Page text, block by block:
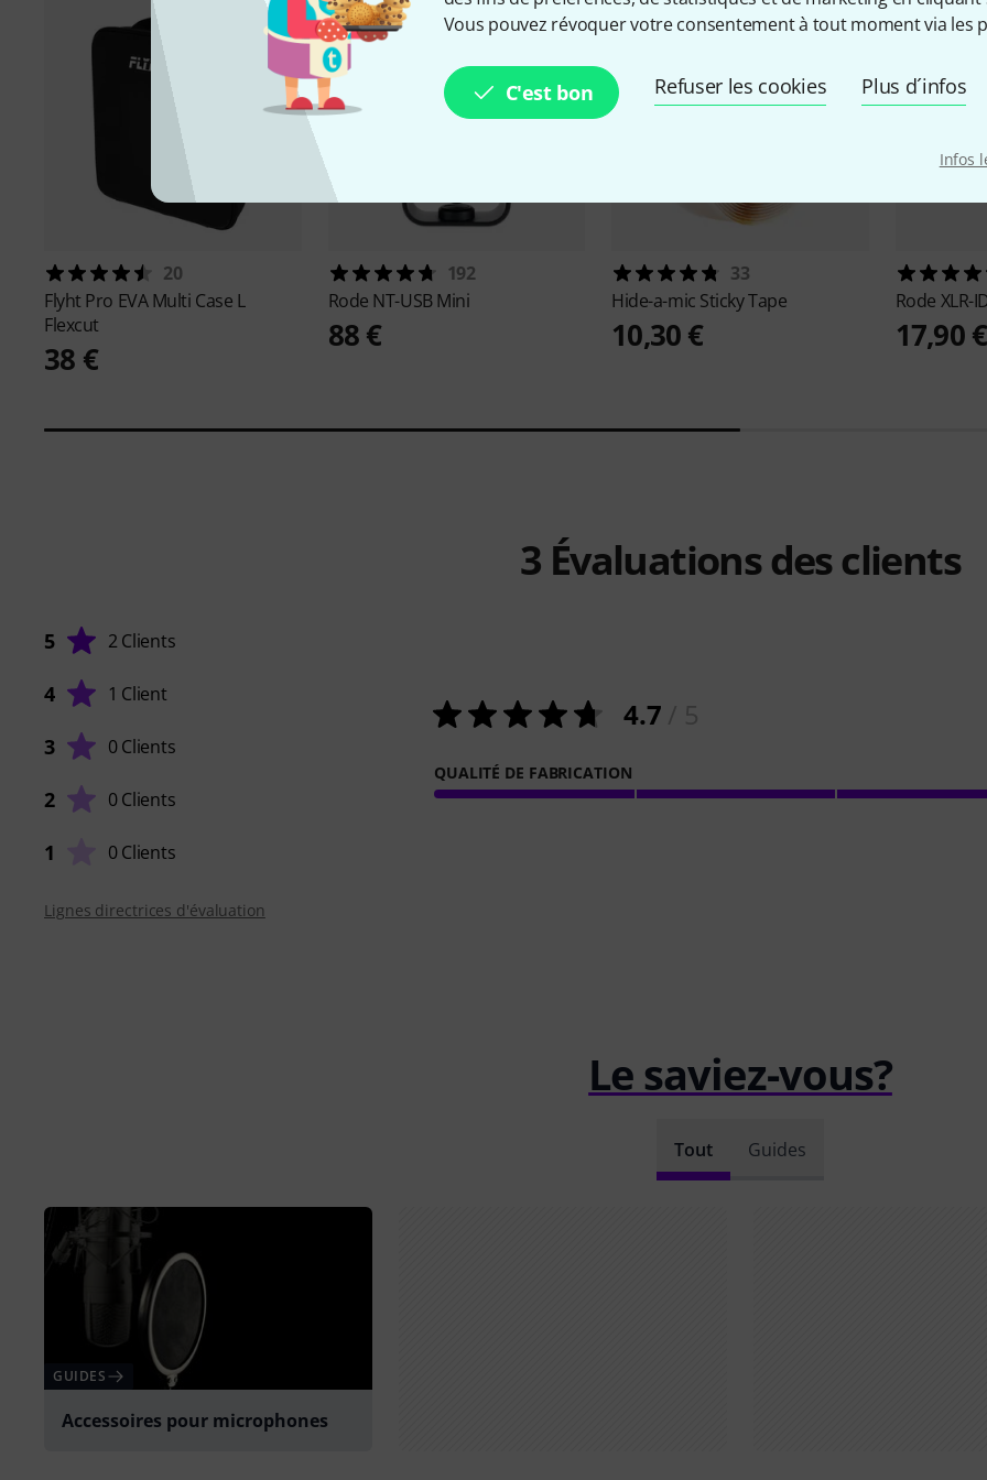
Vous pouvez révoquer votre consentement à tout moment via les
C'est bon Refuser les cookies Plus d´infos
Infos
20
Flyht Pro EVA Multi Case L
Flexcut
38 €
192
Rode NT-USB Mini
88 €
33
Hide-a-mic Sticky Tape
10,30 €
Rode XLR-
17,90 €
3 Évaluations des clients
5 2 Clients
4 1 Client
3 0 Clients
2 0 Clients
1 0 Clients
4.7
QUALITÉ DE FABRICATION
Lignes directrices d'évaluation
Le saviez-vous?
Tout Guides
GUIDES
Accessoires pour microphones